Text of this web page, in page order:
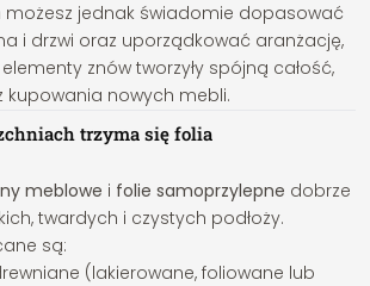
jednak świadomie dopasować
i drzwi oraz uporządkować aranżację,
znów tworzyły spójną całość,
kupowania nowych mebli.
trzyma się folia
meblowe i folie samoprzylepne dobrze
twardych i czystych podłoży.
są:
(lakierowane, foliowane lub